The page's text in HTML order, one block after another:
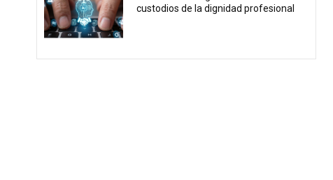
custodios de la dignidad profesional